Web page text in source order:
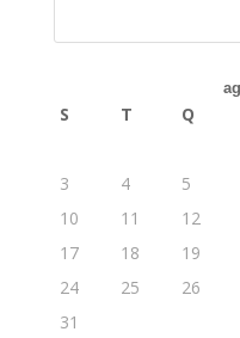
S T Q
3
4 5
10
11 12
17
18 19
24
25 26
31